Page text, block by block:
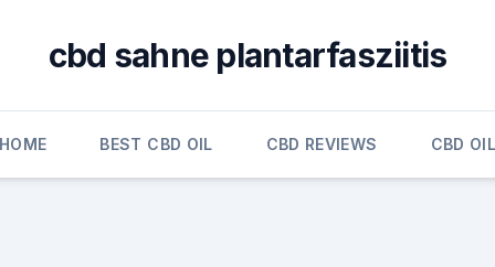
cbd sahne plantarfasziitis
HOME BEST CBD OIL CBD REVIEWS CBD OIL